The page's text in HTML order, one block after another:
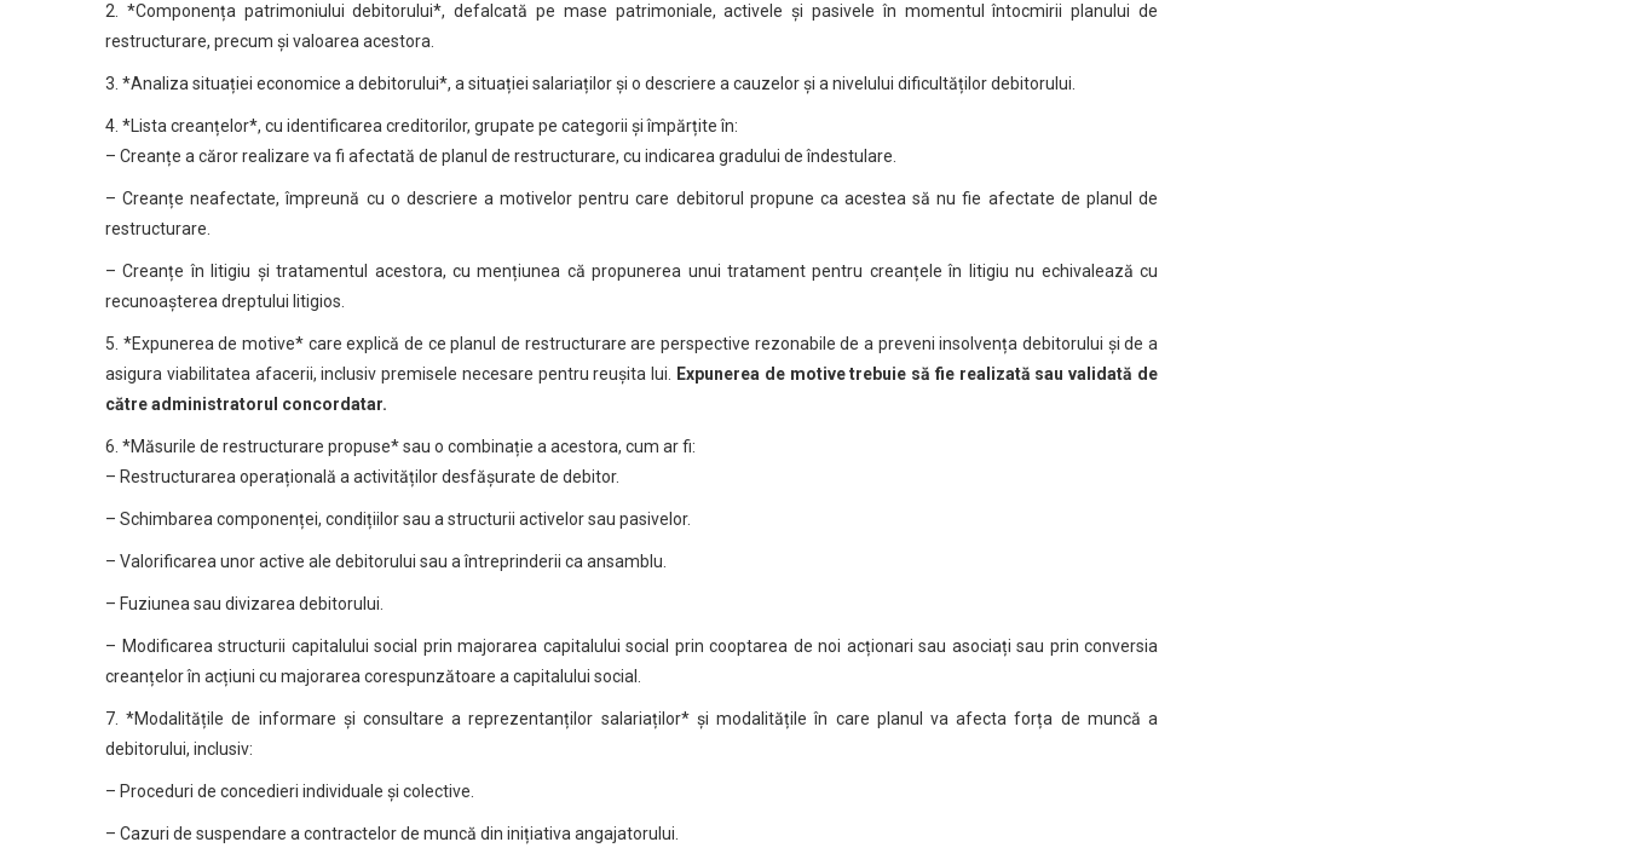
2. *Componența patrimoniului debitorului*, defalcată pe mase patrimoniale, activele și pasivele în momentul întocmirii planului de
restructurare, precum și valoarea acestora.
3. *Analiza situației economice a debitorului*, a situației salariaților și o descriere a cauzelor și a nivelului dificultăților debitorului.
4. *Lista creanțelor*, cu identificarea creditorilor, grupate pe categorii și împărțite în:
– Creanțe a căror realizare va fi afectată de planul de restructurare, cu indicarea gradului de îndestulare.
– Creanțe neafectate, împreună cu o descriere a motivelor pentru care debitorul propune ca acestea să nu fie afectate de planul de
restructurare.
– Creanțe în litigiu și tratamentul acestora, cu mențiunea că propunerea unui tratament pentru creanțele în litigiu nu echivalează cu
recunoașterea dreptului litigios.
5. *Expunerea de motive* care explică de ce planul de restructurare are perspective rezonabile de a preveni insolvența debitorului și de a
asigura viabilitatea afacerii, inclusiv premisele necesare pentru reușita lui.
Expunerea de motive trebuie să fie realizată sau validată de
către administratorul concordatar.
6. *Măsurile de restructurare propuse* sau o combinație a acestora, cum ar fi:
– Restructurarea operațională a activităților desfășurate de debitor.
– Schimbarea componenței, condițiilor sau a structurii activelor sau pasivelor.
– Valorificarea unor active ale debitorului sau a întreprinderii ca ansamblu.
– Fuziunea sau divizarea debitorului.
– Modificarea structurii capitalului social prin majorarea capitalului social prin cooptarea de noi acționari sau asociați sau prin conversia
creanțelor în acțiuni cu majorarea corespunzătoare a capitalului social.
7. *Modalitățile de informare și consultare a reprezentanților salariaților* și modalitățile în care planul va afecta forța de muncă a
debitorului, inclusiv:
– Proceduri de concedieri individuale și colective.
– Cazuri de suspendare a contractelor de muncă din inițiativa angajatorului.